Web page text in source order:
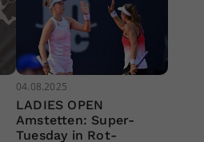
04.08.2025
LADIES OPEN
Amstetten: Super-
Tuesday in Rot-